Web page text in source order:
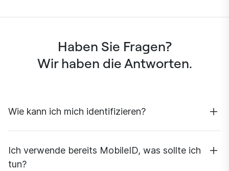
Haben Sie Fragen?
Wir haben die Antworten.
Wie kann ich mich identifizieren?
sich von überall aus in wenigen Minuten identifizieren
können.
Ich verwende bereits MobileID, was sollte ich
tun?